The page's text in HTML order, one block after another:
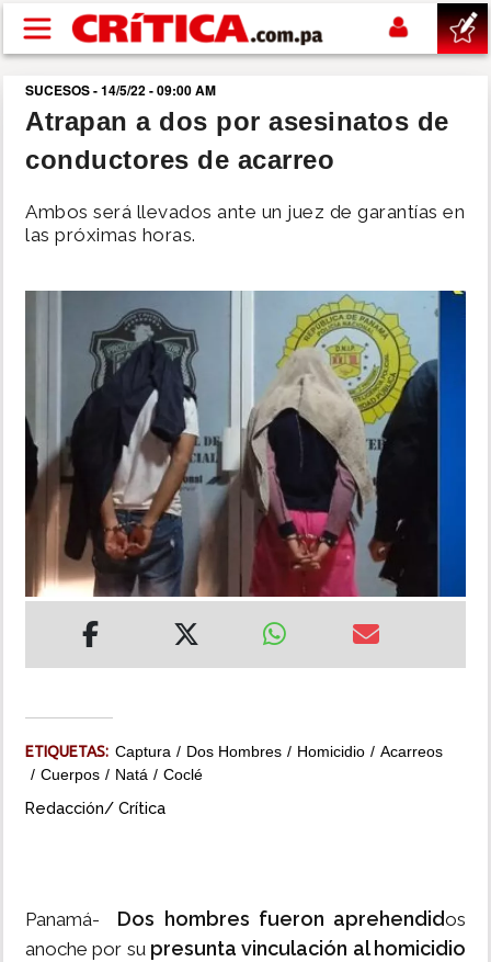
Pasar al contenido principal
buscar
SUCESOS
NACIONAL
DEPORTES
MUNDO
INSÓLITAS
MULTIMEDIA
SUCESOS - 14/5/22 - 09:00 AM
Atrapan a dos por asesinatos de
conductores de acarreo
Ambos será llevados ante un juez de garantías en
las próximas horas.
ETIQUETAS: Captura Dos Hombres Homicidio
Acarreos
Cuerpos
Natá Coclé
Redacción/ Crítica
Panamá- Dos hombres fueron aprehendidos
anoche por su presunta vinculación al homicidio